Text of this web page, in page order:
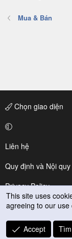
Mua & Bán
Chọn giao diện
Liên hệ
Quy định và Nội quy
Privacy Policy
Trợ giúp
R
S
This site uses
agreeing to our use
Accept